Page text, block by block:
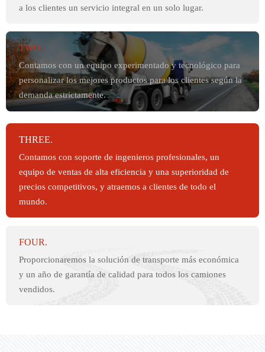
a los clientes un servicio integral en un solo lugar.
TWO.
Contamos con un equipo experimentado y tecnológico para
personalizar los mejores productos para los clientes según la
demanda estrictamente.
THREE.
Contamos con soporte de ingenieros profesionales, un
equipo de ventas de alta eficiencia y una superioridad de
precios competitivos, y atraemos a clientes de todo el
mundo.
FOUR.
Proporcionaremos la solución de transporte más económica
y un año de garantía de calidad para todos los camiones
vendidos.